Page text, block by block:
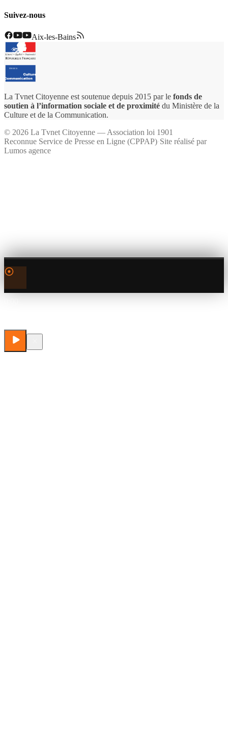
Suivez-nous
Aix-les-Bains
La Tvnet Citoyenne est soutenue depuis 2015 par le fonds de
soutien à l’information sociale et de proximité du Ministère de la
Culture et de la Communication.
© 2026 La Tvnet Citoyenne — Association loi 1901
Reconnue Service de Presse en Ligne (CPPAP)·Site réalisé par
Lumos agence